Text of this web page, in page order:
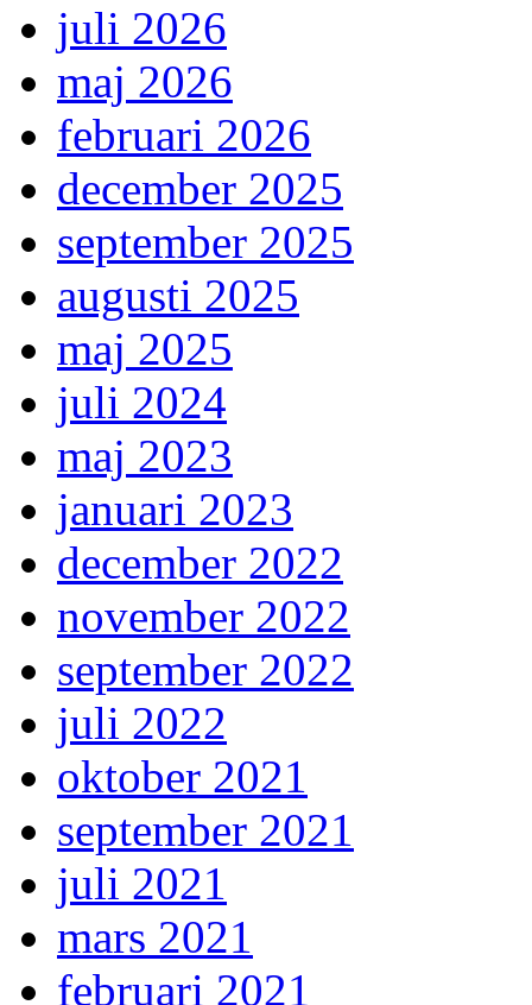
juli 2026
maj 2026
februari 2026
december 2025
september 2025
augusti 2025
maj 2025
juli 2024
maj 2023
januari 2023
december 2022
november 2022
september 2022
juli 2022
oktober 2021
september 2021
juli 2021
mars 2021
februari 2021